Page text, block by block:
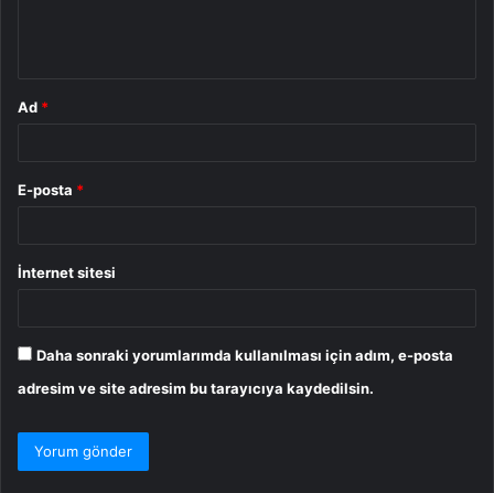
Ad *
E-posta *
İnternet sitesi
Daha sonraki yorumlarımda kullanılması için adım, e-posta
adresim ve site adresim bu tarayıcıya kaydedilsin.